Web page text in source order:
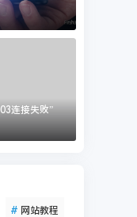
连接失败”
# 网站教程